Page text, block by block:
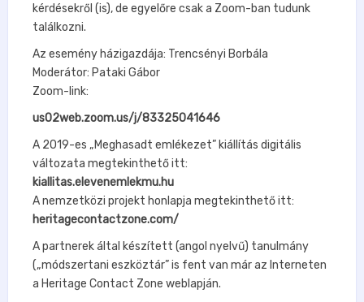
kérdésekről (is), de egyelőre csak a Zoom-ban tudunk
találkozni.
Az esemény házigazdája: Trencsényi Borbála
Moderátor: Pataki Gábor
Zoom-link:
us02web.zoom.us/j/83325041646
A 2019-es „Meghasadt emlékezet” kiállítás digitális
változata megtekinthető itt:
kiallitas.elevenemlekmu.hu
A nemzetközi projekt honlapja megtekinthető itt:
heritagecontactzone.com/
A partnerek által készített (angol nyelvű) tanulmány
(„módszertani eszköztár” is fent van már az Interneten
a Heritage Contact Zone weblapján.